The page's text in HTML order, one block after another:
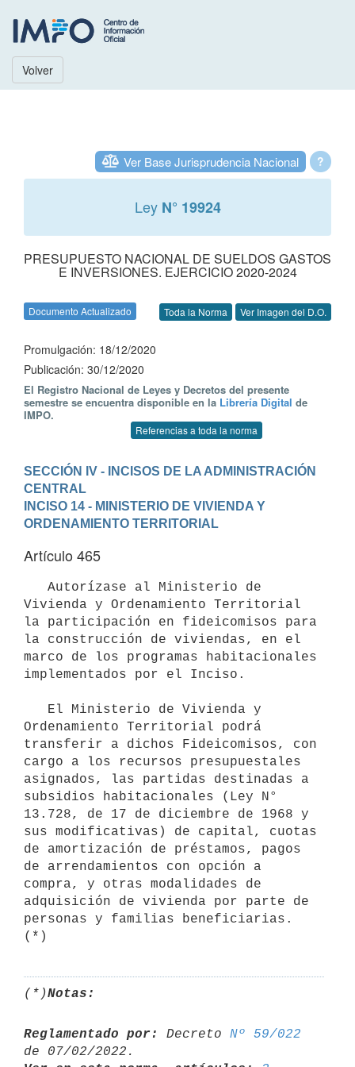
Volver
?
Ver Base Jurisprudencia Nacional
Ley N° 19924
PRESUPUESTO NACIONAL DE SUELDOS GASTOS
E INVERSIONES. EJERCICIO 2020-2024
Documento Actualizado Toda la Norma Ver Imagen del D.O.
Promulgación: 18/12/2020
Publicación: 30/12/2020
El Registro Nacional de Leyes y Decretos del presente
semestre se encuentra disponible en la Librería Digital de
IMPO.
Referencias a toda la norma
SECCIÓN IV - INCISOS DE LA ADMINISTRACIÓN
CENTRAL
INCISO 14 - MINISTERIO DE VIVIENDA Y
ORDENAMIENTO TERRITORIAL
Artículo 465
Vivienda y Ordenamiento Territorial
la participación en fideicomisos para
la construcción de viviendas, en el
marco de los programas habitacionales
implementados por el Inciso.
Ordenamiento Territorial podrá
transferir a dichos Fideicomisos, con
cargo a los recursos presupuestales
asignados, las partidas destinadas a
subsidios habitacionales (Ley N°
13.728, de 17 de diciembre de 1968 y
sus modificativas) de capital, cuotas
de amortización de préstamos, pagos
de arrendamientos con opción a
compra, y otras modalidades de
adquisición de vivienda por parte de
personas y familias beneficiarias.
(*)
(*)Notas:
Reglamentado por: Decreto Nº 59/022